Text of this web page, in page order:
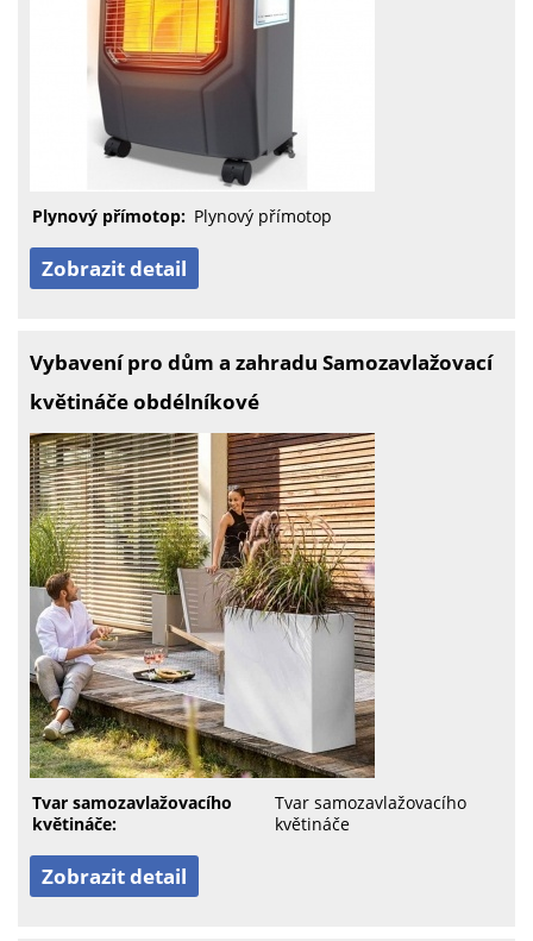
Plynový přímotop: Plynový přímotop
Zobrazit detail
Vybavení pro dům a zahradu Samozavlažovací
květináče obdélníkové
Tvar samozavlažovacího
květináče:
Tvar samozavlažovacího
květináče
Zobrazit detail